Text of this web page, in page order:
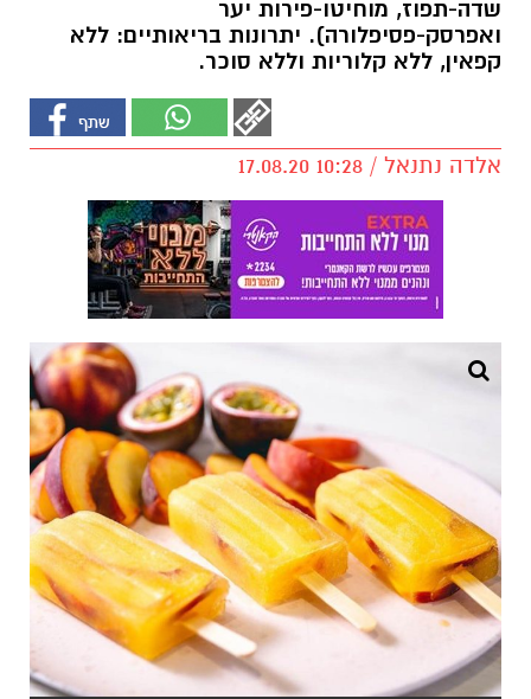
שדה-תפוז, מוחיטו-פירות יער
ואפרסק-פסיפלורה). יתרונות בריאותיים: ללא
קפאין, ללא קלוריות וללא סוכר.
אלדה נתנאל / 10:28 17.08.20